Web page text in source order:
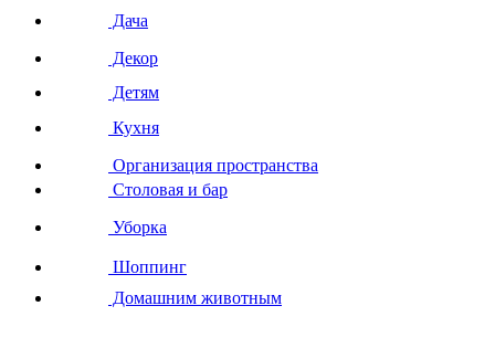
Дача
Декор
Детям
Кухня
Организация пространства
Столовая и бар
Уборка
Шоппинг
Домашним животным